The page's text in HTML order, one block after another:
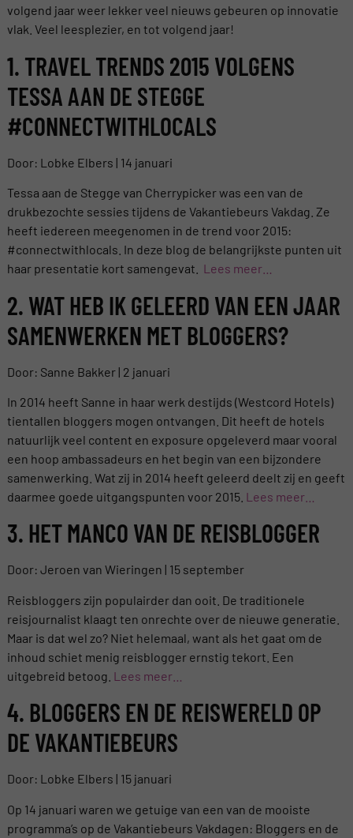
volgend jaar weer lekker veel nieuws gebeuren op innovatie
vlak. Veel leesplezier, en tot volgend jaar!
1. TRAVEL TRENDS 2015 VOLGENS
TESSA AAN DE STEGGE
#CONNECTWITHLOCALS
Door: Lobke Elbers | 14 januari
Tessa aan de Stegge van Cherrypicker was een van de
drukbezochte sessies tijdens de Vakantiebeurs Vakdag. Ze
heeft iedereen meegenomen in de trend voor 2015:
#connectwithlocals. In deze blog de belangrijkste punten uit
haar presentatie kort samengevat. Lees meer…
2. WAT HEB IK GELEERD VAN EEN JAAR
SAMENWERKEN MET BLOGGERS?
Door: Sanne Bakker | 2 januari
In 2014 heeft Sanne in haar werk destijds (Westcord Hotels)
tientallen bloggers mogen ontvangen. Dit heeft de hotels
natuurlijk veel content en exposure opgeleverd maar vooral
een hoop ambassadeurs en het begin van een bijzondere
samenwerking. Wat zij in 2014 heeft geleerd deelt zij en geeft
daarmee goede uitgangspunten voor 2015. Lees meer…
3. HET MANCO VAN DE REISBLOGGER
Door: Jeroen van Wieringen | 15 september
Reisbloggers zijn populairder dan ooit. De traditionele
reisjournalist klaagt ten onrechte over de nieuwe generatie.
Maar is dat wel zo? Niet helemaal, want als het gaat om de
inhoud schiet menig reisblogger ernstig tekort. Een
uitgebreid betoog. Lees meer…
4. BLOGGERS EN DE REISWERELD OP
DE VAKANTIEBEURS
Door: Lobke Elbers | 15 januari
Op 14 januari waren we getuige van een van de mooiste
programma’s op de Vakantiebeurs Vakdagen: Bloggers en de